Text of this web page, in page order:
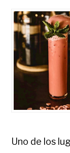
Uno de los